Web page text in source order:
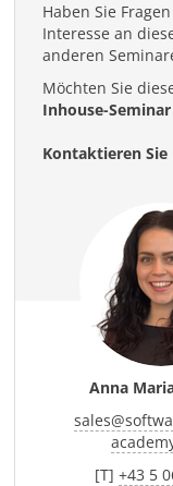
Haben Sie
Interesse an
anderen
Möchten Sie
Inhouse-Seminar
Kontaktieren Sie
Anna
sales@
[T] +43 5